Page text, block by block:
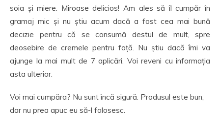
soia și miere. Miroase delicios! Am ales să îl cumpăr în
gramaj mic și nu știu acum dacă a fost cea mai bună
decizie pentru că se consumă destul de mult, spre
deosebire de cremele pentru față. Nu știu dacă îmi va
ajunge la mai mult de 7 aplicări. Voi reveni cu informația
asta ulterior.
Voi mai cumpăra? Nu sunt încă sigură. Produsul este bun,
dar nu prea apuc eu să-l folosesc.